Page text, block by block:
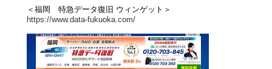
＜福岡 特急データ復旧 ウィンゲット＞
https://www.data-fukuoka.com/